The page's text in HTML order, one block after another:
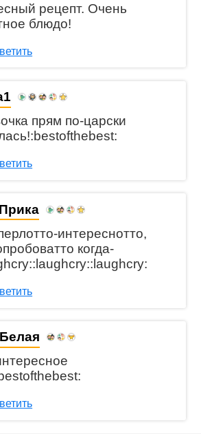
рецепт. Очень
блюдо!
прям по-царски
интереснотто,
когда-